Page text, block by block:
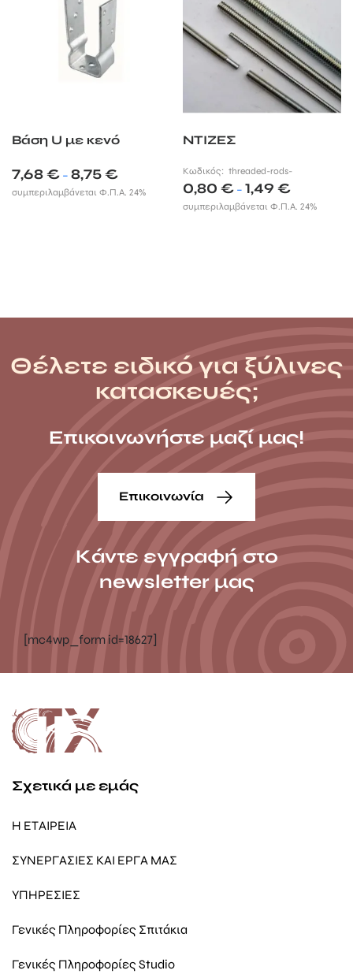
Βάση U με κενό
7,68€ – 8,75€
range:
συμπεριλαμβάνεται Φ.Π.Α. 24%
ΝΤΙΖΕΣ
Κωδικός:threaded-rods-
0,80€ – 1,49€
range:
συμπεριλαμβάνεται Φ.Π.Α. 24%
Θέλετε ειδικό για ξύλινες
κατασκευές;
Επικοινωνήστε μαζί μας!
Επικοινωνία
Κάντε εγγραφή στο
newsletter μας
[mc4wp_form id=18627]
Σχετικά με εμάς
Η ΕΤΑΙΡΕΙΑ
ΣΥΝΕΡΓΑΣΙΕΣ ΚΑΙ ΕΡΓΑ ΜΑΣ
ΥΠΗΡΕΣΙΕΣ
Γενικές Πληροφορίες Σπιτάκια
Γενικές Πληροφορίες Studio